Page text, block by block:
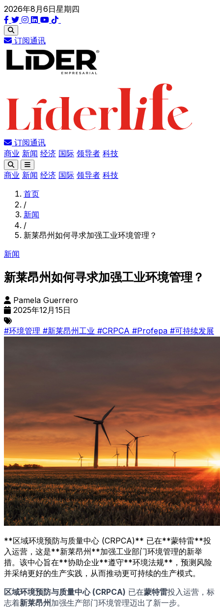
2026年8月6日星期四
订阅通讯
订阅通讯
商业 新闻 经济 国际 领导者 科技
商业 新闻 经济 国际 领导者 科技
首页
/
新闻
/
新莱昂州如何寻求加强工业环境管理？
新闻
新莱昂州如何寻求加强工业环境管理？
Pamela Guerrero
2025年12月15日
#环境管理 #新莱昂州工业 #CRPCA #Profepa #可持续发展
**区域环境预防与质量中心 (CRPCA)** 已在**蒙特雷**投
入运营，这是**新莱昂州**加强工业部门环境管理的新举
措。该中心旨在**协助企业**遵守**环境法规**，预测风险
并采纳更好的生产实践，从而推动更可持续的生产模式。
区域环境预防与质量中心 (CRPCA) 已在蒙特雷投入运营，标
志着新莱昂州加强生产部门环境管理迈出了新一步。